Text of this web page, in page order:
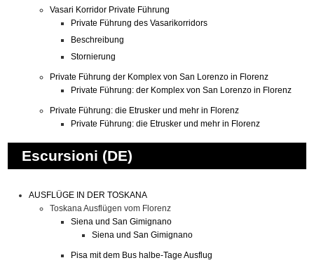
Vasari Korridor Private Führung
Private Führung des Vasarikorridors
Beschreibung
Stornierung
Private Führung der Komplex von San Lorenzo in Florenz
Private Führung: der Komplex von San Lorenzo in Florenz
Private Führung: die Etrusker und mehr in Florenz
Private Führung: die Etrusker und mehr in Florenz
Escursioni (DE)
AUSFLÜGE IN DER TOSKANA
Toskana Ausflügen vom Florenz
Siena und San Gimignano
Siena und San Gimignano
Pisa mit dem Bus halbe-Tage Ausflug